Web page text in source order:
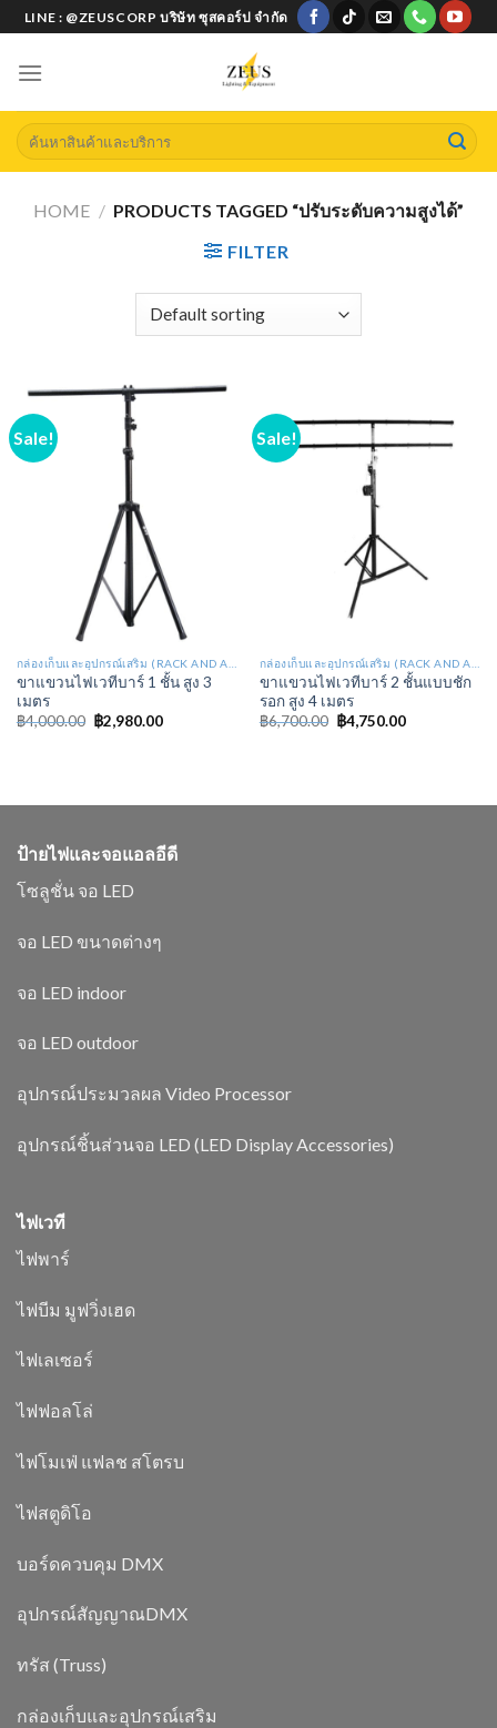
Skip
to
content
LINE : @ZEUSCORP บริษัท ซุสคอร์ป จำกัด
Search
for:
HOME / PRODUCTS TAGGED “ปรับระดับความสูงได้”
FILTER
Sale!
ขาแขวนไฟเวทีบาร์ 1 ชั้น สูง 3
เมตร
฿4,000.00 ฿2,980.00
Sale!
ขาแขวนไฟเวทีบาร์ 2 ชั้นแบบชัก
รอก สูง 4 เมตร
฿6,700.00 ฿4,750.00
ป้ายไฟและจอแอลอีดี
โซลูชั่น จอ LED
จอ LED ขนาดต่างๆ
จอ LED indoor
จอ LED outdoor
อุปกรณ์ประมวลผล Video Processor
อุปกรณ์ชิ้นส่วนจอ LED (LED Display Accessories)
ไฟเวที
ไฟพาร์
ไฟบีม มูฟวิ่งเฮด
ไฟเลเซอร์
ไฟฟอลโล่
ไฟโมเฟ่ แฟลช สโตรบ
ไฟสตูดิโอ
บอร์ดควบคุม DMX
อุปกรณ์สัญญาณDMX
ทรัส (Truss)
กล่องเก็บและอุปกรณ์เสริม